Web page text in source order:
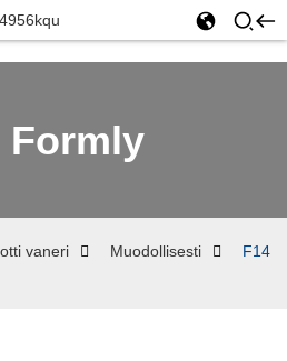
Formly
vaneri Muodollisesti
F14